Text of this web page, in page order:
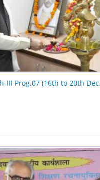
III Prog.07 (16th to 20th